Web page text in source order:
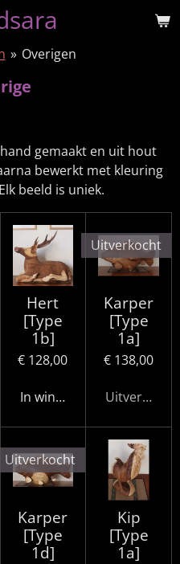
» Overigen
gemaakt en uit hout
bewerkt met kleuring
beeld is uniek.
Hert
[Type
1b]
€ 128,00
In winkelwagen
Uitverkocht
Karper
[Type
1a]
€ 138,00
Uitverkocht
Uitverkocht
Karper
[Type
1d]
Kip
[Type
1a]